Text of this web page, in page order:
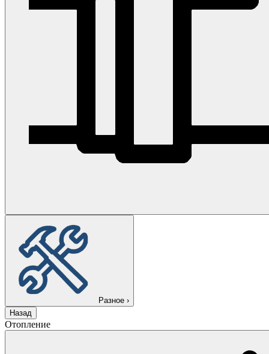
Разное ›
Назад
Отопление